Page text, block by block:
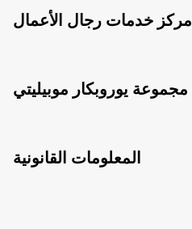
مركز خدمات رجال الأعمال
مجموعة يوروبكار موبيليتي
المعلومات القانونية